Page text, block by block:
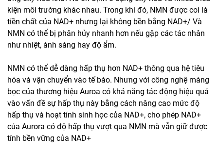
kiện môi trường khác nhau. Trong khi đó, NMN được coi là
tiền chất của NAD+ nhưng lại không bền bằng NAD+/ Và
NMN có thể bị phân hủy nhanh hơn nếu gặp các tác nhân
như nhiệt, ánh sáng hay độ ẩm.
NMN có thể dễ dàng hấp thụ hơn NAD+ thông qua hệ tiêu
hóa và vận chuyển vào tế bào. Nhưng với công nghệ màng
bọc của thương hiệu Auroa có khả năng tác động hiệu quả
vào vấn đề sự hấp thụ này bằng cách nâng cao mức độ
hấp thụ và hoạt tính sinh học của NAD+, cho phép NAD+
của Aurora có độ hấp thụ vượt qua NMN mà vẫn giữ được
tính bền vững của NAD+